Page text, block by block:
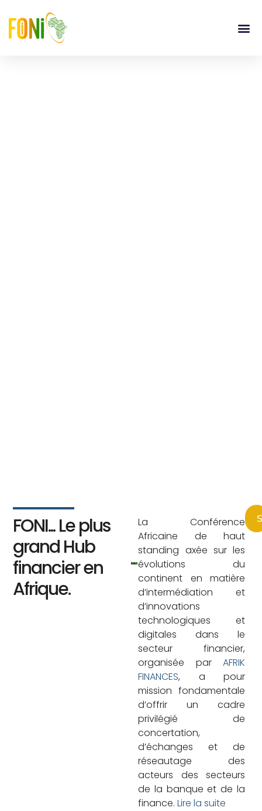
FONI... Le plus
grand Hub
financier en
Afrique.
La Conférence
Africaine de haut
standing axée sur les
évolutions du
continent en matière
d’intermédiation et
d’innovations
technologiques et
digitales dans le
secteur financier,
organisée par AFRIK
FINANCES, a pour
mission fondamentale
d’offrir un cadre
privilégié de
concertation,
d’échanges et de
réseautage des
acteurs des secteurs
de la banque et de la
finance.Lire la suite